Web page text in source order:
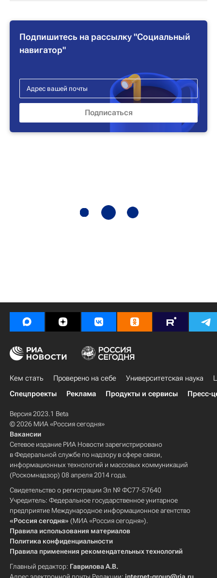
Подпишитесь на рассылку "Социальный
навигатор"
Кем стать Проверено на себе Университетская наука
Спецпроекты
Реклама Продукты и сервисы Пресс-
Версия 2023.1 Beta
© 2026 МИА «Россия сегодня»
Вакансии
Сетевое издание РИА Новости зарегистрировано
в Федеральной службе по надзору в сфере связи,
информационных технологий и массовых коммуникаций
(Роскомнадзор) 08 апреля 2014 года.
Свидетельство о регистрации Эл № ФС77-57640
Учредитель: Федеральное государственное унитарное
предприятие Международное информационное агентство
«Россия сегодня» (МИА «Россия сегодня»).
Правила использования материалов
Политика конфиденциальности
Правила применения рекомендательных технологий
Главный редактор: Гаврилова А.В.